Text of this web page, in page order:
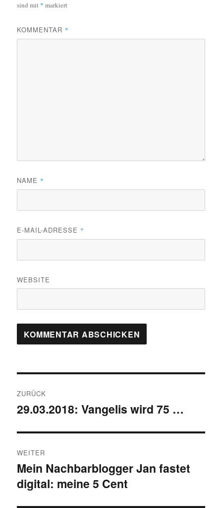
sind mit * markiert
KOMMENTAR *
NAME *
E-MAIL-ADRESSE *
WEBSITE
ZURÜCK
Vorheriger
29.03.2018: Vangelis wird 75 …
WEITER
Nächster
Beitrag:
Mein Nachbarblogger Jan fastet
digital: meine 5 Cent